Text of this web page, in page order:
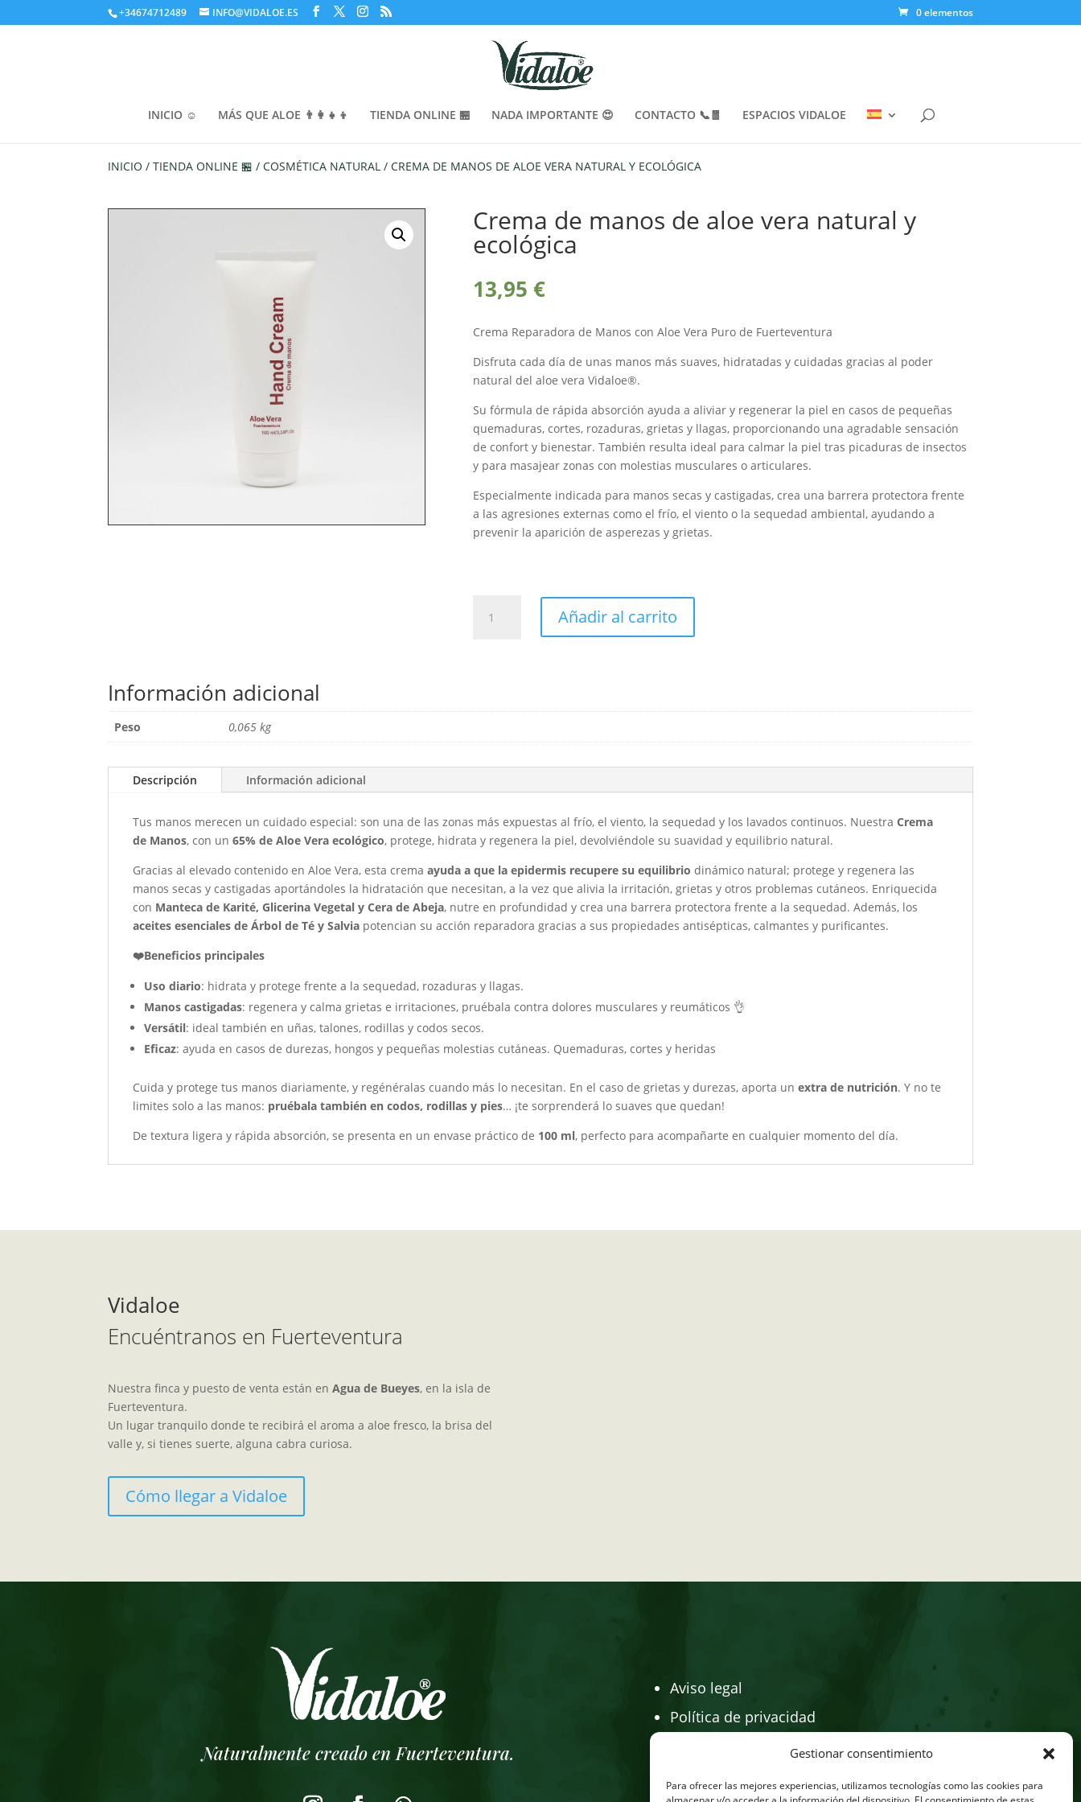
Gestionar consentimiento
Para ofrecer las mejores experiencias, utilizamos tecnologías como las cookies para
+34674712489 INFO@VIDALOE.ES 0 elementos
INICIO ☺️ MÁS QUE ALOE 👨‍👩‍👧‍👦 TIENDA ONLINE 🏪 NADA IMPORTANTE 😍 CONTACTO 📞🧧 ESPACIOS VIDALOE
INICIO /TIENDA ONLINE 🏪 /COSMÉTICA NATURAL / CREMA DE MANOS DE ALOE VERA NATURAL Y ECOLÓGICA
Crema de manos de aloe vera natural y
ecológica
13,95€
Crema Reparadora de Manos con Aloe Vera Puro de Fuerteventura
Disfruta cada día de unas manos más suaves, hidratadas y cuidadas gracias al poder
natural del aloe vera Vidaloe®.
Su fórmula de rápida absorción ayuda a aliviar y regenerar la piel en casos de pequeñas
quemaduras, cortes, rozaduras, grietas y llagas, proporcionando una agradable sensación
de confort y bienestar. También resulta ideal para calmar la piel tras picaduras de insectos
y para masajear zonas con molestias musculares o articulares.
Especialmente indicada para manos secas y castigadas, crea una barrera protectora frente
a las agresiones externas como el frío, el viento o la sequedad ambiental, ayudando a
prevenir la aparición de asperezas y grietas.
natural
cantidad
Añadir al carrito
Información adicional
Peso 0,065 kg
Descripción Información adicional
Tus manos merecen un cuidado especial: son una de las zonas más expuestas al frío, el viento, la sequedad y los lavados continuos. NuestraCrema
de Manos, con un65% de Aloe Vera ecológico, protege, hidrata y regenera la piel, devolviéndole su suavidad y equilibrio natural.
Gracias al elevado contenido en Aloe Vera, esta cremaayuda a que la epidermis recupere su equilibrio dinámico natural; protege y regenera las
manos secas y castigadas aportándoles la hidratación que necesitan, a la vez que alivia la irritación, grietas y otros problemas cutáneos. Enriquecida
con Manteca de Karité, Glicerina Vegetal y Cera de Abeja, nutre en profundidad y crea una barrera protectora frente a la sequedad. Además, los
aceites esenciales de Árbol de Té y Salvia potencian su acción reparadora gracias a sus propiedades antisépticas, calmantes y purificantes.
❤️Beneficios principales
Uso diario: hidrata y protege frente a la sequedad, rozaduras y llagas.
Manos castigadas: regenera y calma grietas e irritaciones, pruébala contra dolores musculares y reumáticos 👌
Versátil: ideal también en uñas, talones, rodillas y codos secos.
Eficaz: ayuda en casos de durezas, hongos y pequeñas molestias cutáneas. Quemaduras, cortes y heridas
Cuida y protege tus manos diariamente, y regénéralas cuando más lo necesitan. En el caso de grietas y durezas, aporta unextra de nutrición. Y no te
limites solo a las manos: pruébala también en codos, rodillas y pies… ¡te sorprenderá lo suaves que quedan!
De textura ligera y rápida absorción, se presenta en un envase práctico de 100 ml, perfecto para acompañarte en cualquier momento del día.
Vidaloe
Encuéntranos en Fuerteventura
Nuestra finca y puesto de venta están enAgua de Bueyes, en la isla de
Fuerteventura.
Un lugar tranquilo donde te recibirá el aroma a aloe fresco, la brisa del
valle y, si tienes suerte, alguna cabra curiosa.
Cómo llegar a Vidaloe
Naturalmente creado en Fuerteventura.
Aviso legal
Política de privacidad
Política de cookies